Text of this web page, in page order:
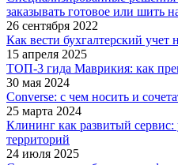
заказывать готовое или шить
26 сентября 2022
Как вести бухгалтерский учет
15 апреля 2025
ТОП-3 гида Маврикия: как
30 мая 2024
Converse: с чем носить и
25 марта 2024
Клининг как развитый
территорий
24 июля 2025